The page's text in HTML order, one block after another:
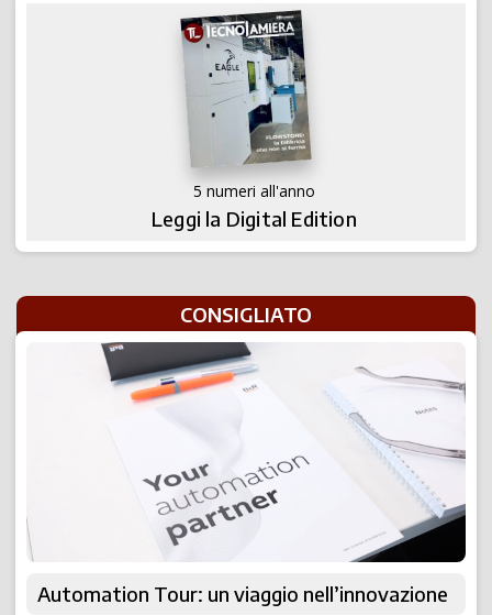
5 numeri all'anno
Leggi la Digital Edition
CONSIGLIATO
Automation Tour: un viaggio nell’innovazione